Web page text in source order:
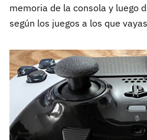
memoria de la consola y luego
según los juegos a los que